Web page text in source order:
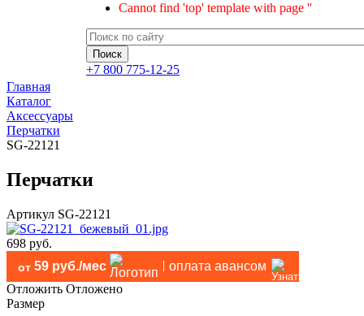
Cannot find 'top' template with page ''
+7 800 775-12-25
Главная
Каталог
Аксессуары
Перчатки
SG-22121
Перчатки
Артикул SG-22121
698 руб.
от 59 руб./мес
оплата авансом
Отложить Отложено
Размер